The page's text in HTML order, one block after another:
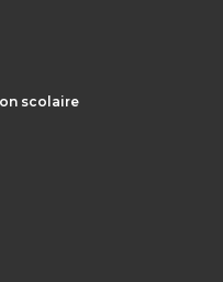
scolaire